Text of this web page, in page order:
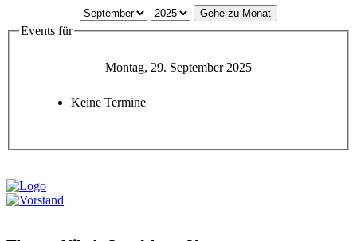
Gehe zu Monat
Events für
Montag, 29. September 2025
Keine Termine